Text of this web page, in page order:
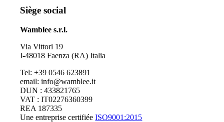
Siège social
Wamblee s.r.l.
Via Vittori 19
I-48018 Faenza (RA) Italia
Tel: +39 0546 623891
email: info@wamblee.it
DUN : 433821765
VAT : IT02276360399
REA 187335
Une entreprise certifiéeISO9001:2015